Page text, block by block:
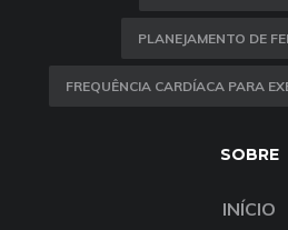
PLANEJAMENTO DE
FREQUÊNCIA CARDÍACA PARA
SOBRE
INÍCIO